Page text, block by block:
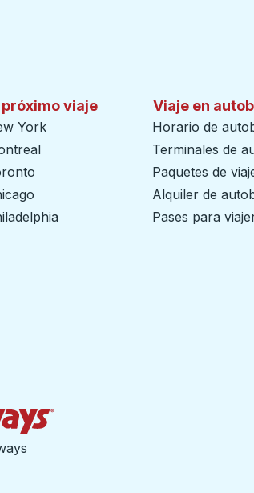
viaje
York
Viaje en
Horario de
Terminales de
Paquetes de
Alquiler de
Pases para